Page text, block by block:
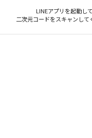
LINEアプリを起動して
二次元コードをスキャンして